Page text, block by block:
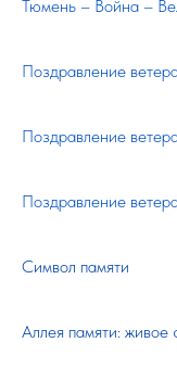
Тюмень – Война –
Поздравление
Поздравление
Поздравление
Символ памяти
Аллея памяти: живое